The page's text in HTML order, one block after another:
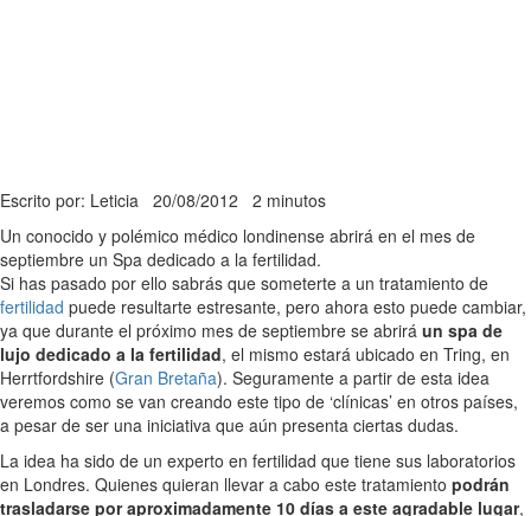
Escrito por: Leticia 20/08/2012 2 minutos
Un conocido y polémico médico londinense abrirá en el mes de
septiembre un Spa dedicado a la fertilidad.
Si has pasado por ello sabrás que someterte a un tratamiento de
fertilidad puede resultarte estresante, pero ahora esto puede cambiar,
ya que durante el próximo mes de septiembre se abrirá un spa de
lujo dedicado a la fertilidad, el mismo estará ubicado en Tring, en
Herrtfordshire (Gran Bretaña). Seguramente a partir de esta idea
veremos como se van creando este tipo de ‘clínicas’ en otros países,
a pesar de ser una iniciativa que aún presenta ciertas dudas.
La idea ha sido de un experto en fertilidad que tiene sus laboratorios
en Londres. Quienes quieran llevar a cabo este tratamiento podrán
trasladarse por aproximadamente 10 días a este agradable lugar,